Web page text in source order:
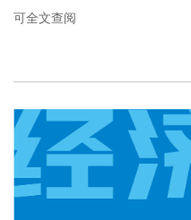
可全文查阅